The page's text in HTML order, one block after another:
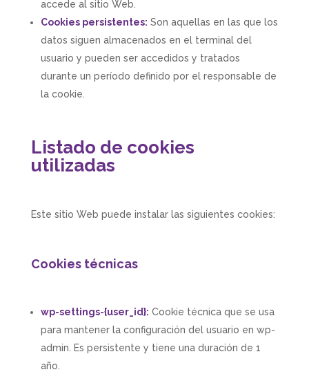
accede al sitio Web.
Cookies persistentes: Son aquellas en las que los
datos siguen almacenados en el terminal del
usuario y pueden ser accedidos y tratados
durante un período definido por el responsable de
la cookie.
Listado de cookies
utilizadas
Este sitio Web puede instalar las siguientes cookies:
Cookies técnicas
wp-settings-{user_id}: Cookie técnica que se usa
para mantener la configuración del usuario en wp-
admin. Es persistente y tiene una duración de 1
año.